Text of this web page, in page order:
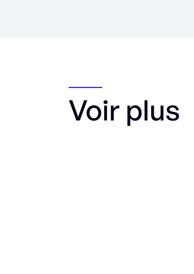
Voir plus